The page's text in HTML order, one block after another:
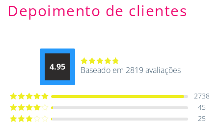
Depoimento de clientes
4.95
Avaliação
Baseado em 2819 avaliações
Avaliação5
2738
Avaliação
45
25